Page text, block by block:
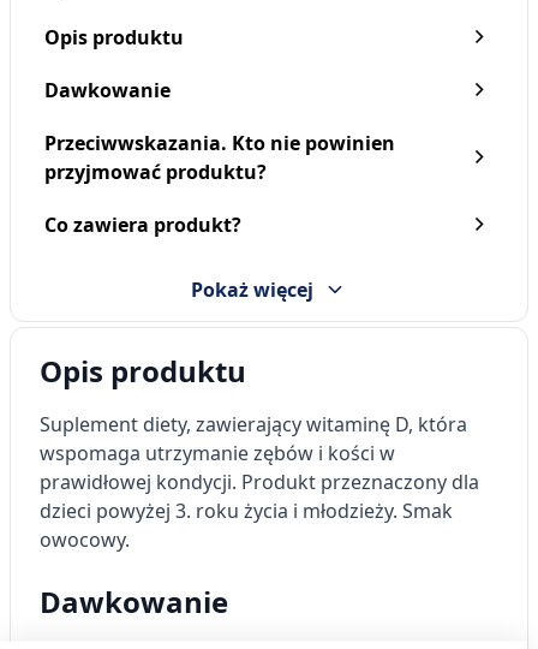
Opis produktu
Dawkowanie
Przeciwwskazania. Kto nie powinien
przyjmować produktu?
Co zawiera produkt?
Pokaż więcej
Opis produktu
Suplement diety, zawierający witaminę D, która
wspomaga utrzymanie zębów i kości w
prawidłowej kondycji. Produkt przeznaczony dla
dzieci powyżej 3. roku życia i młodzieży. Smak
owocowy.
Dawkowanie